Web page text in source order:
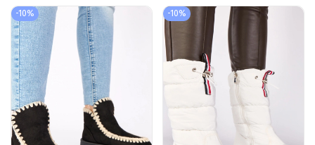
„Alwena"
„Alwena"
-10% -10%